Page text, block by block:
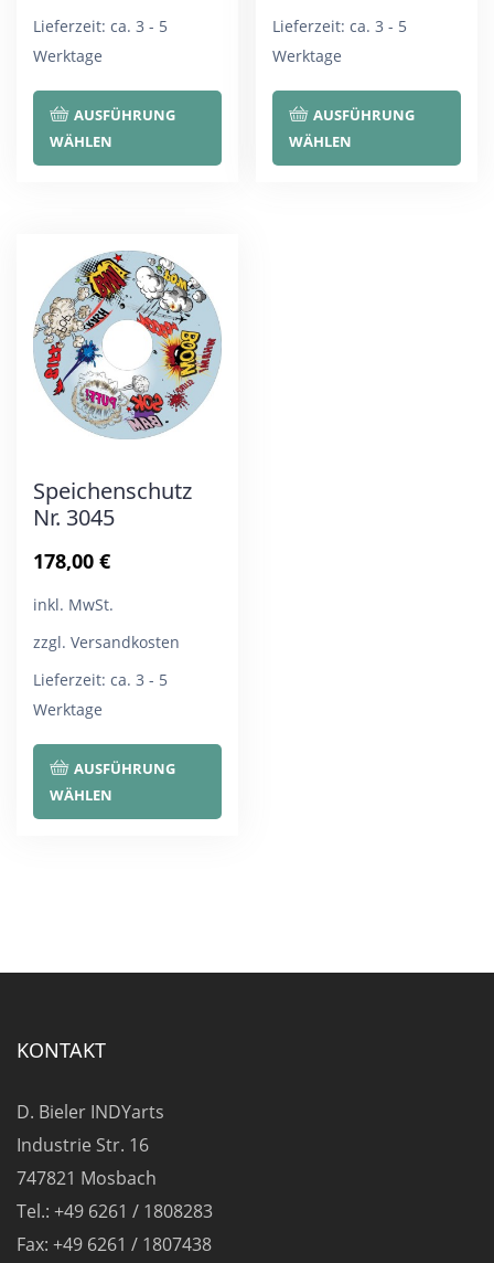
Lieferzeit: ca. 3 - 5
Werktage
AUSFÜHRUNG
WÄHLEN
Dieses
weist
Optionen
können
Lieferzeit:ca. 3 - 5
Werktage
AUSFÜHRUNG
WÄHLEN
Speichenschutz
Nr. 3045
178,00 €
inkl. MwSt.
zzgl. Versandkosten
Lieferzeit: ca. 3 - 5
Werktage
AUSFÜHRUNG
WÄHLEN
Dieses
weist
Optionen
KONTAKT
D. Bieler INDYarts
Industrie Str. 16
747821 Mosbach
Tel.: +49 6261 / 1808283
Fax: +49 6261 / 1807438